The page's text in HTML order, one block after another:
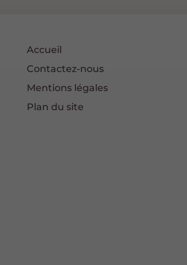
Accueil
Contactez-nous
Mentions légales
Plan du site